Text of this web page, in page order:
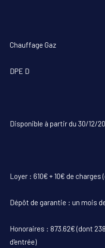
Chauffage Gaz
DPE D
Disponible à partir du 30/12/
Loyer : 610€ + 10€ de
Dépôt de garantie : un mois
Honoraires : 873.62€ (dont
d'entrée)